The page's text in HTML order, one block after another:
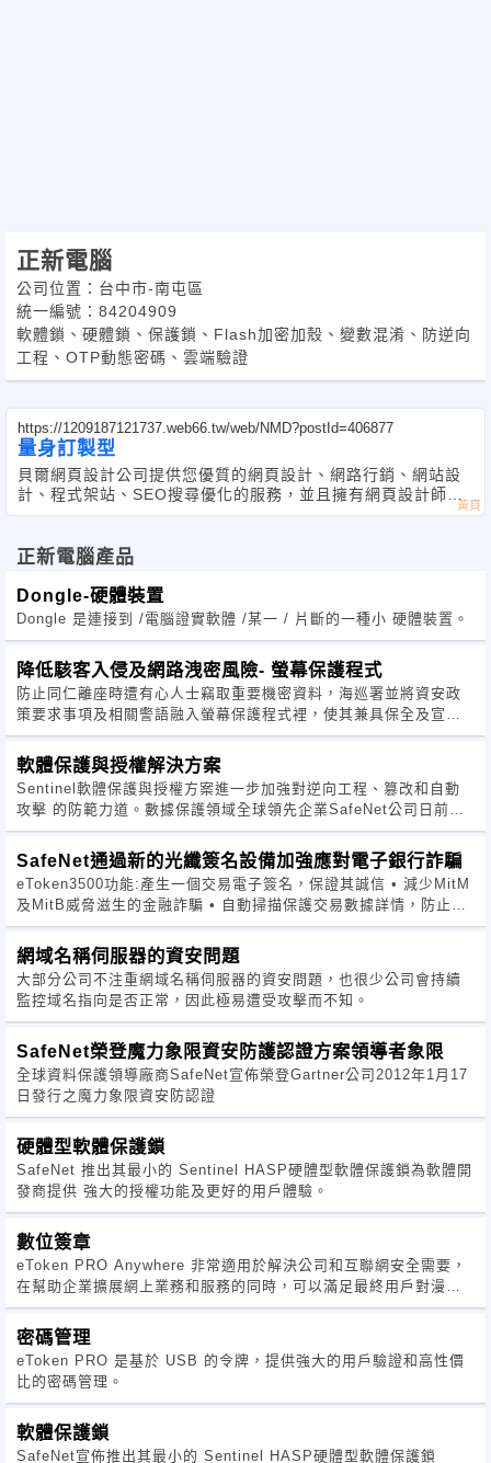
冊碼產生器’ 或是 ‘註冊機’ 軟體。
有些註冊碼保護機制會要求run-time時必須連接網際網路，以不斷
的換註冊碼已達到較
高的控管度，但是，在許多使用環境下，是不能有Internet
先前所提到的重點，註冊碼的驗證是在甚麼地方進行，才是代表這
個機制是否安全的所
在。所以，可以很清楚從這樣的觀點來判斷所使用的保護工具，到
底安全度有多少。
保護工具的黑箱作業
美國前副總統高爾(Al Gore)卸任後拍攝一部有關地球暖化現象的影
片，片名叫”不願面
對的真相”(An Inconvenient Truth)，獲得廣大的迴響，這部片子以
記錄片的手法拍攝
，讓人們意識到原來地球暖化已經威脅到這麼多生物的生存環境，
的人類亦不能倖免。世界的上的每個角落進行中的事情，可能正在
影響另一個角落，並
不會因我們看不見就表示這個影響不存在。
很多軟體版權保護工具，也有[不願面對的真相]，許多保護工具業
者會以商業機密為由
，不願公佈其實作理論，儼然是一個黑箱作業，多數業者不願提供
製作出來軟體可能的
漏洞和技術理論及其驗證方法。表面上，軟體商買了工具，並遵循
保護工具手冊的指引
，製作出具備版權保護的軟體，但是，並沒有說明怎麼去檢驗軟體
的保護強度和安全度
。
相信許多軟體商仍抱持[有燒香有保佑]的心態，去使用保護工具，期
待世界的另一個角
落，意圖瓢竊創作的人能夠知難而退，但是卻無法驗證事實是否如
此。但是大多數的人
在，即使採用了保護策
略，盜版仍有所聞，所以至少保護工具業者應該說明產品的強度為
家所為。
如同現代工業為所有原料和設備制定其標準，破壞條件是必要的檢
測項目之一 ，抗破壞
能力越強的東西，價值越高。其實，軟體保護工具的強度也是可以
被檢驗的，並不會因
正新電腦
公司位置：台中市-南屯區
統一編號：84204909
軟體鎖、硬體鎖、保護鎖、Flash加密加殼、變數混淆、防逆向
工程、OTP動態密碼、雲端驗證
https://1209187121737.web66.tw/web/NMD?postId=406877
量身訂製型
貝爾網頁設計公司提供您優質的網頁設計、網路行銷、網站設
計、程式架站、SEO搜尋優化的服務，並且擁有網頁設計師、
程式設計師與業務專員的資深良好團隊。 依照業主提出的要
正新電腦產品
Dongle-硬體裝置
Dongle 是連接到 /電腦證實軟體 /某一 / 片斷的一種小 硬體裝置。
降低駭客入侵及網路洩密風險- 螢幕保護程式
防止同仁離座時遭有心人士竊取重要機密資料，海巡署並將資安政
策要求事項及相關警語融入螢幕保護程式裡，使其兼具保全及宣導
價值，並藉機將資安觀念深植於一般日常維運作業，有效達成提升
整體資安防護目標。
軟體保護與授權解決方案
Sentinel軟體保護與授權方案進一步加強對逆向工程、篡改和自動
攻擊 的防範力道。數據保護領域全球領先企業SafeNet公司日前宣
佈，推出 行業首款採用白盒安全技術的軟體保護方案。
SafeNet通過新的光纖簽名設備加強應對電子銀行詐騙
eToken3500功能:產生一個交易電子簽名，保證其誠信 • 減少MitM
及MitB威脅滋生的金融詐騙 • 自動掃描保護交易數據詳情，防止打
字錯誤 • 保障安全遠程訪問網絡、應用及Web服務
網域名稱伺服器的資安問題
大部分公司不注重網域名稱伺服器的資安問題，也很少公司會持續
監控域名指向是否正常，因此極易遭受攻擊而不知。
SafeNet榮登魔力象限資安防護認證方案領導者象限
全球資料保護領導廠商SafeNet宣佈榮登Gartner公司2012年1月17
日發行之魔力象限資安防認證
硬體型軟體保護鎖
SafeNet 推出其最小的 Sentinel HASP硬體型軟體保護鎖為軟體開
發商提供 強大的授權功能及更好的用戶體驗。
數位簽章
eToken PRO Anywhere 非常適用於解決公司和互聯網安全需要，
在幫助企業擴展網上業務和服務的同時，可以滿足最終用戶對漫遊
身份驗證的需求。
密碼管理
eToken PRO 是基於 USB 的令牌，提供強大的用戶驗證和高性價
比的密碼管理。
軟體保護鎖
SafeNet宣佈推出其最小的 Sentinel HASP硬體型軟體保護鎖